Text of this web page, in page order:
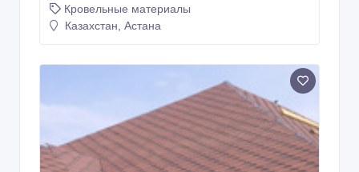
Кровельные материалы
Казахстан, Астана